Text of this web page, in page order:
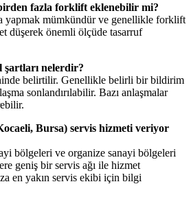
fazla forklift eklenebilir mi?
yapmak mümkündür ve genellikle forklift
düşerek önemli ölçüde tasarruf
şartları nelerdir?
belirtilir. Genellikle belirli bir bildirim
sonlandırılabilir. Bazı anlaşmalar
Bursa) servis hizmeti veriyor
bölgeleri ve organize sanayi bölgeleri
geniş bir servis ağı ile hizmet
en yakın servis ekibi için bilgi